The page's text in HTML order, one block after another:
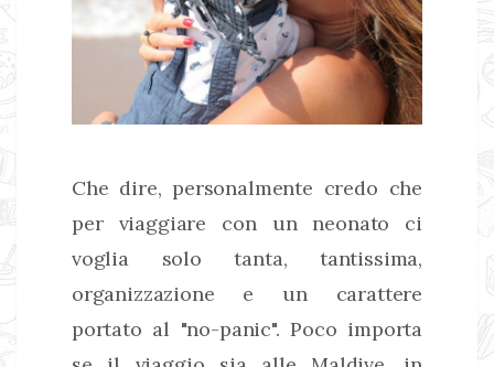
Che dire, personalmente credo che
per viaggiare con un neonato ci
voglia solo tanta, tantissima,
organizzazione e un carattere
portato al "no-panic". Poco importa